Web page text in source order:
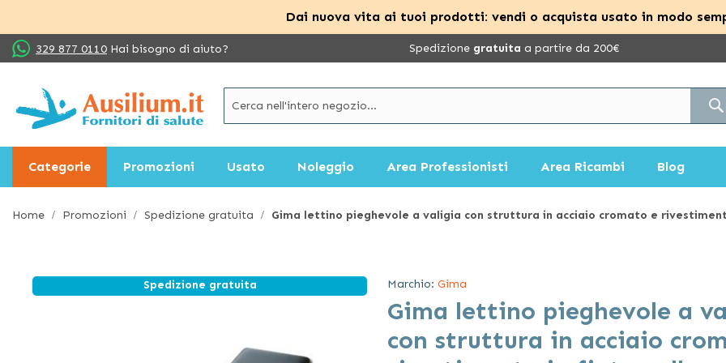
Dai nuova vita ai tuoi prodotti: vendi o acquista usato in modo
Salta
al
329 877 0110 Hai bisogno di aiuto? Spedizione gratuita a partire da 200€
Categorie Promozioni Usato Noleggio Area Professionisti Area Ricambi Blog
Home Promozioni Spedizione gratuita Gima lettino pieghevole a valigia con struttura in acciaio cromato e
Spedizione gratuita
Marchio: Gima
Gima lettino pieghevole a
con struttura in acciaio